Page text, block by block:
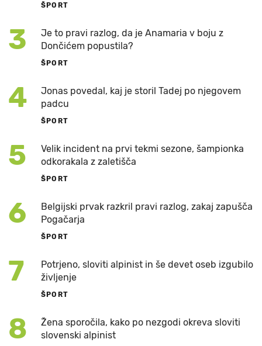
ŠPORT
3
Je to pravi razlog, da je Anamaria v boju z
Dončićem popustila?
ŠPORT
4
Jonas povedal, kaj je storil Tadej po njegovem
padcu
ŠPORT
5
Velik incident na prvi tekmi sezone, šampionka
odkorakala z zaletišča
ŠPORT
6
Belgijski prvak razkril pravi razlog, zakaj zapušča
Pogačarja
ŠPORT
7
Potrjeno, sloviti alpinist in še devet oseb izgubilo
življenje
ŠPORT
8
Žena sporočila, kako po nezgodi okreva sloviti
slovenski alpinist